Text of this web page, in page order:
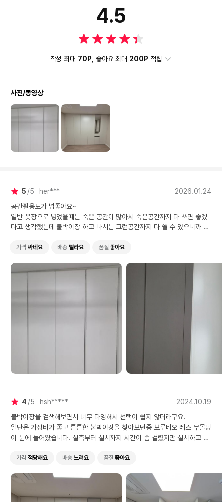
4.5
작성 최대 70P , 좋아요 최대 200P 적립
사진/동영상
5 5 her***
2026.01.24
공간활용도가 넘좋아요~
일반 옷장으로 넣었을때는 죽은 공간이 많아서 죽은공간까지 다 쓰면 좋겠
다고 생각했는데 붙박이장 하고 나서는 그런공간까지 다 쓸 수 있으니까 좋
정말 보루네오 붙박이장으로 잘한거 같아요~~
가격 싸네요 배송 빨라요 품질 좋아요
4 5 hsh*****
2024.10.19
붙박이장을 검색해보면서 너무 다양해서 선택이 쉽지 않더라구요.
일단은 가성비가 좋고 튼튼한 붙박이장을 찾아보던중 보루네오 레스 무몰딩
이 눈에 들어왔습니다. 실측부터 설치까지 시간이 좀 걸렸지만 설치하고 나
트인 하이마트는 다시는 구매하고 싶지 않네요. 콜센타는 도대체 통화가 안
가격 적당해요 배송 느려요 품질 좋아요